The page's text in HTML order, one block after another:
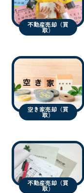
不動産売却（買
取）
空き家売却（買
取）
不動産売却（買
取）